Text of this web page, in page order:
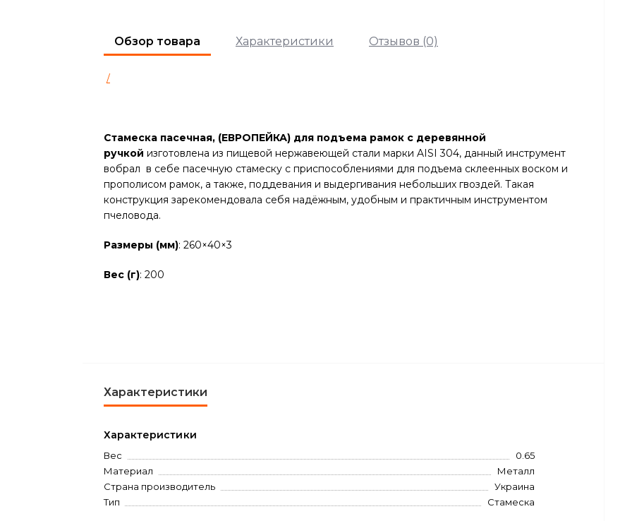
Обзор товара Характеристики Отзывов (0)
/
Стамеска пасечная, (ЕВРОПЕЙКА) для подъема рамок с деревянной
ручкой изготовлена из пищевой нержавеющей стали марки AISI 304, данный инструмент
вобрал в себе пасечную стамеску с приспособлениями для подъема склеенных воском и
прополисом рамок, а также, поддевания и выдергивания небольших гвоздей. Такая
конструкция зарекомендовала себя надёжным, удобным и практичным инструментом
пчеловода.
Размеры (мм): 260×40×3
Вес (г): 200
Характеристики
Характеристики
Вес
0.65
Материал
Металл
Страна производитель
Украина
Тип
Стамеска